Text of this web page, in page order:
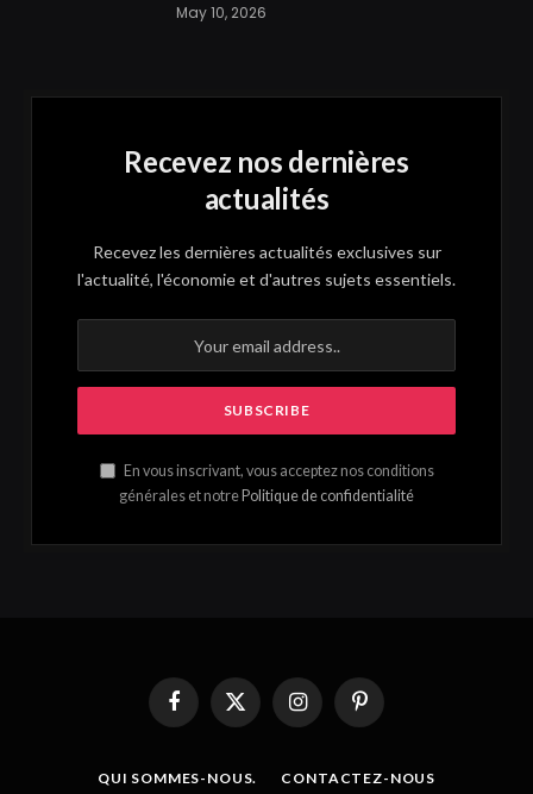
May 10, 2026
Recevez nos dernières
actualités
Recevez les dernières actualités exclusives sur
l'actualité, l'économie et d'autres sujets essentiels.
En vous inscrivant, vous acceptez nos conditions
générales et notre Politique de confidentialité
FacebookX
InstagramPinterest
QUI SOMMES-NOUS. CONTACTEZ-NOUS